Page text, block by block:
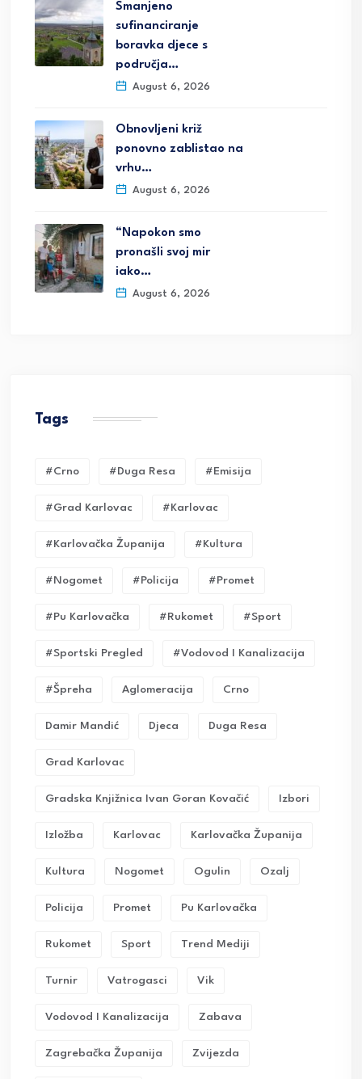
Smanjeno
sufinanciranje
boravka djece s
područja…
August 6, 2026
Obnovljeni križ
ponovno zablistao na
vrhu…
August 6, 2026
“Napokon smo
pronašli svoj mir
iako…
August 6, 2026
Tags
#crno #duga Resa #emisija
#grad Karlovac #karlovac
#karlovačka Županija #kultura
#nogomet #policija #promet
#pu Karlovačka #rukomet #sport
#sportski Pregled #vodovod I Kanalizacija
#Špreha Aglomeracija Crno
Damir Mandić Djeca Duga Resa
Grad Karlovac
Gradska Knjižnica Ivan Goran Kovačić Izbori
Izložba Karlovac Karlovačka Županija
Kultura Nogomet Ogulin Ozalj
Policija Promet Pu Karlovačka
Rukomet Sport Trend Mediji
Turnir Vatrogasci Vik
Vodovod I Kanalizacija Zabava
Zagrebačka Županija Zvijezda